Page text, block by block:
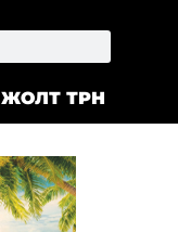
ЖОЛТ ТРН